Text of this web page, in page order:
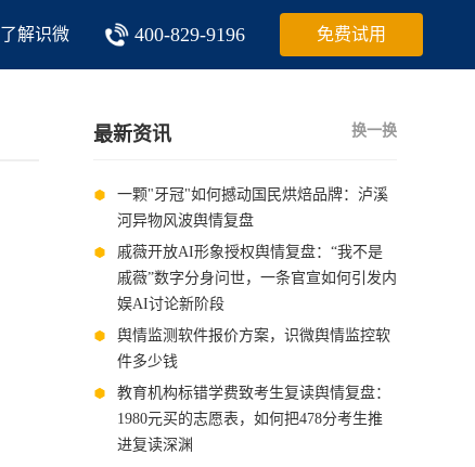
了解识微 400-829-9196 免费试用
最新资讯 换一换
一颗"牙冠"如何撼动国民烘焙品牌：泸溪
河异物风波舆情复盘
戚薇开放AI形象授权舆情复盘：“我不是
戚薇”数字分身问世，一条官宣如何引发内
娱AI讨论新阶段
舆情监测软件报价方案，识微舆情监控软
件多少钱
教育机构标错学费致考生复读舆情复盘：
1980元买的志愿表，如何把478分考生推
进复读深渊